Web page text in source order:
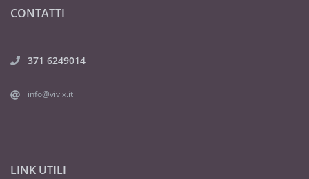
CONTATTI
371 6249014
info@vivix.it
LINK UTILI